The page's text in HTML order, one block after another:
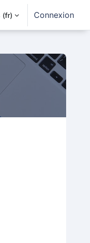
‎(fr)‎ Connexion